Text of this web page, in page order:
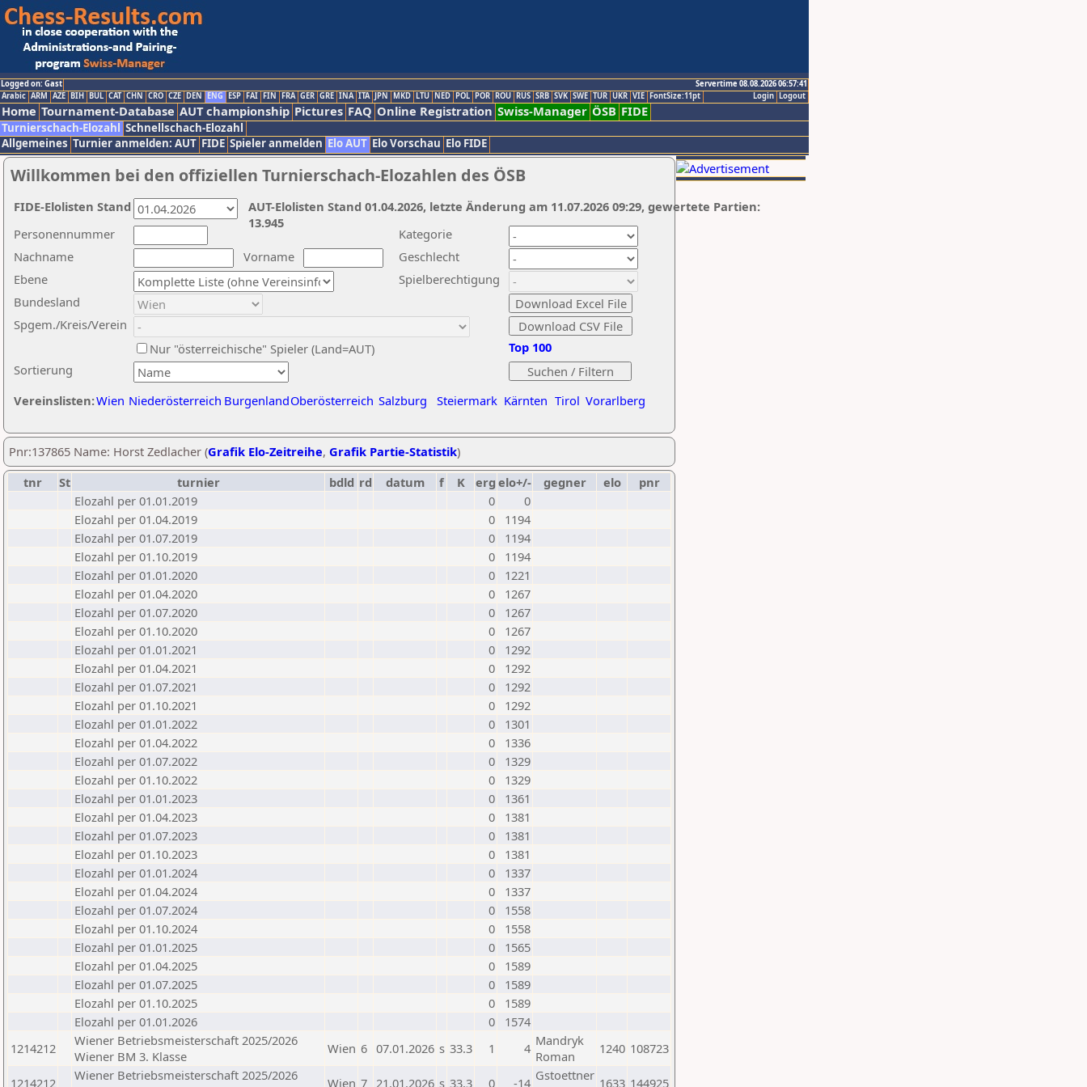
Logged on: Gast
Servertime 08.08.2026 06:57:41
Logout
Login
Arabic ARM AZE BIH BUL CAT CHN CRO CZE DEN ENG ESP FAI FIN FRA GER GRE INA ITA JPN MKD LTU NED POL POR ROU RUS SRB SVK SWE TUR UKR VIE FontSize:11pt
Home Tournament-Database AUT championship Pictures FAQ Online Registration Swiss-Manager ÖSB FIDE
Turnierschach-Elozahl Schnellschach-Elozahl
Allgemeines Turnier anmelden: AUT FIDE Spieler anmelden Elo AUT Elo Vorschau Elo FIDE
Willkommen bei den offiziellen Turnierschach-Elozahlen des ÖSB
Nachname
Vorname
Ebene
Kategorie
Sortierung
Personennummer
Bundesland
Spgem./Kreis/Verein
Geschlecht
Nur "österreichische" Spieler (Land=AUT)
Spielberechtigung
Vereinslisten:Wien Niederösterreich BurgenlandOberösterreich Salzburg Steiermark Kärnten Tirol Vorarlberg
Top 100
AUT-Elolisten Stand 01.04.2026, letzte Änderung am 11.07.2026 09:29, gewertete Partien:
13.945
FIDE-Elolisten Stand
Pnr:137865 Name: Horst Zedlacher (Grafik Elo-Zeitreihe, Grafik Partie-Statistik)
tnr
St turnier bdld rd datum f K erg elo+/- gegner elo
pnr
Elozahl per 01.01.2019
0
0
Elozahl per 01.04.2019
0
1194
Elozahl per 01.07.2019
0
1194
Elozahl per 01.10.2019
0
1194
Elozahl per 01.01.2020
0
1221
Elozahl per 01.04.2020
0
1267
Elozahl per 01.07.2020
0
1267
Elozahl per 01.10.2020
0
1267
Elozahl per 01.01.2021
0
1292
Elozahl per 01.04.2021
0
1292
Elozahl per 01.07.2021
0
1292
Elozahl per 01.10.2021
0
1292
Elozahl per 01.01.2022
0
1301
Elozahl per 01.04.2022
0
1336
Elozahl per 01.07.2022
0
1329
Elozahl per 01.10.2022
0
1329
Elozahl per 01.01.2023
0
1361
Elozahl per 01.04.2023
0
1381
Elozahl per 01.07.2023
0
1381
Elozahl per 01.10.2023
0
1381
Elozahl per 01.01.2024
0
1337
Elozahl per 01.04.2024
0
1337
Elozahl per 01.07.2024
0
1558
Elozahl per 01.10.2024
0
1558
Elozahl per 01.01.2025
0
1565
Elozahl per 01.04.2025
0
1589
Elozahl per 01.07.2025
0
1589
Elozahl per 01.10.2025
0
1589
Elozahl per 01.01.2026
0
1574
1214212
Wiener Betriebsmeisterschaft 2025/2026
Wiener BM 3. Klasse
Wien 6 07.01.2026 s 33.3 1 4 Mandryk
Roman
1240 108723
1214212
Wiener Betriebsmeisterschaft 2025/2026
Wien 7 21.01.2026 s 33.3 0 -14 Gstoettner 1633 144925